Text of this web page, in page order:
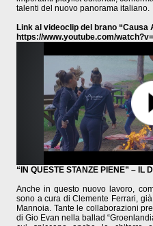
talenti del nuovo panorama italiano.
Link al videoclip del brano “Causa
https://www.youtube.com/watch?
“IN QUESTE STANZE PIENE” – IL
Anche in questo nuovo lavoro,
sono a cura di Clemente Ferrari,
Mannoia. Tante le collaborazioni
di Gio Evan nella ballad